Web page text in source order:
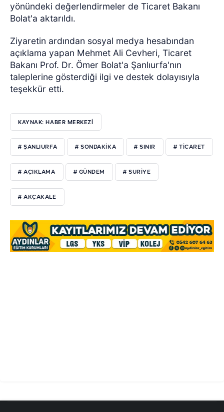
yönündeki değerlendirmeler de Ticaret Bakanı
Bolat'a aktarıldı.
Ziyaretin ardından sosyal medya hesabından
açıklama yapan Mehmet Ali Cevheri, Ticaret
Bakanı Prof. Dr. Ömer Bolat'a Şanlıurfa'nın
taleplerine gösterdiği ilgi ve destek dolayısıyla
teşekkür etti.
KAYNAK: HABER MERKEZİ
# ŞANLIURFA # SONDAKIKA # SINIR # TICARET
# AÇIKLAMA # GÜNDEM # SURIYE
# AKÇAKALE